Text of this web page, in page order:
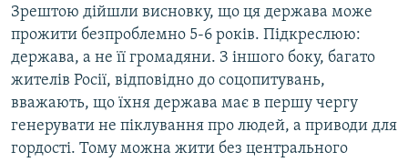
Зрештою дійшли висновку, що ця держава може
прожити безпроблемно 5-6 років. Підкреслюю:
держава, а не її громадяни. З іншого боку, багато
жителів Росії, відповідно до соцопитувань,
вважають, що їхня держава має в першу чергу
генерувати не піклування про людей, а приводи для
гордості. Тому можна жити без центрального